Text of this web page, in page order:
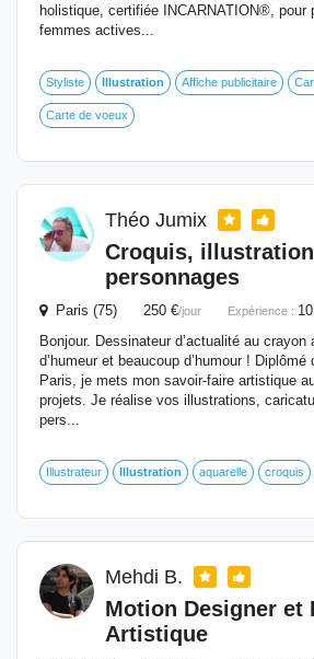
holistique, certifiée INCARNATION®, pour
femmes actives...
Styliste Illustration Affiche publicitaire
Carte de voeux
Théo Jumix
Croquis,
personnages
Paris (75) 250 €/jour Expérience :
Bonjour. Dessinateur d’actualité au
d’humeur et beaucoup d’humour !
Paris, je mets mon savoir-faire artistique
projets. Je réalise vos illustrations,
pers...
Illustrateur Illustration aquarelle croquis
Mehdi B.
Motion Designer et
Artistique